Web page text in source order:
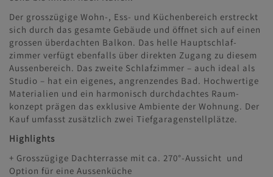
Der grosszügige Wohn-, Ess- und Küchenbereich erstreckt
sich durch das gesamte Gebäude und öffnet sich auf ei­nen
grossen überdachten Balkon. Das helle Hauptschlaf­
zimmer verfügt ebenfalls über direkten Zugang zu diesem
Aussenbereich. Das zweite Schlafzimmer – auch ideal als
Studio – hat ein eigenes, angrenzendes Bad. Hochwerti­ge
Materialien und ein harmonisch durchdachtes Raum­
konzept prägen das exklusive Ambiente der Wohnung. Der
Kauf umfasst zusätzlich zwei Tiefgaragenstellplätze.
Highlights
+ Grosszügige Dachterrasse mit ca. 270°-Aussicht und
Option für eine Aussenküche